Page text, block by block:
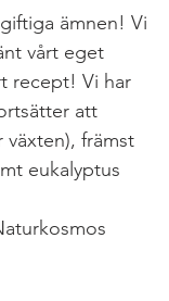
ämnen! Vi
vårt eget
recept! Vi har
att
främst
eukalyptus